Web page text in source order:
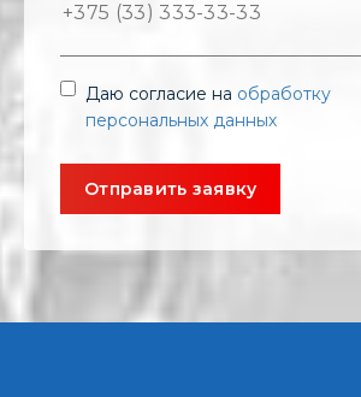
Даю согласие на обработку
персональных данных